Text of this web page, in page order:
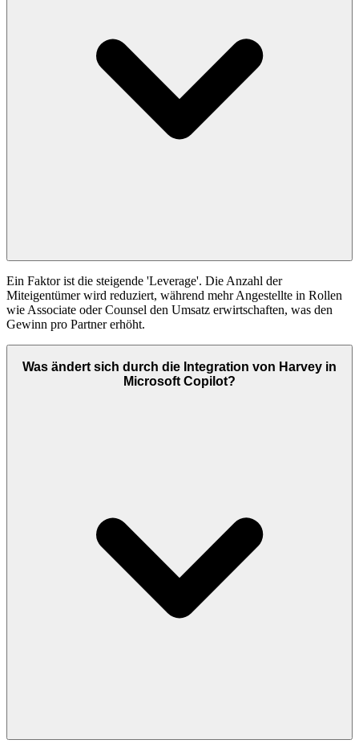
Ein Faktor ist die steigende 'Leverage'. Die Anzahl der
Miteigentümer wird reduziert, während mehr Angestellte in Rollen
wie Associate oder Counsel den Umsatz erwirtschaften, was den
Gewinn pro Partner erhöht.
Was ändert sich durch die Integration von Harvey in
Microsoft Copilot?